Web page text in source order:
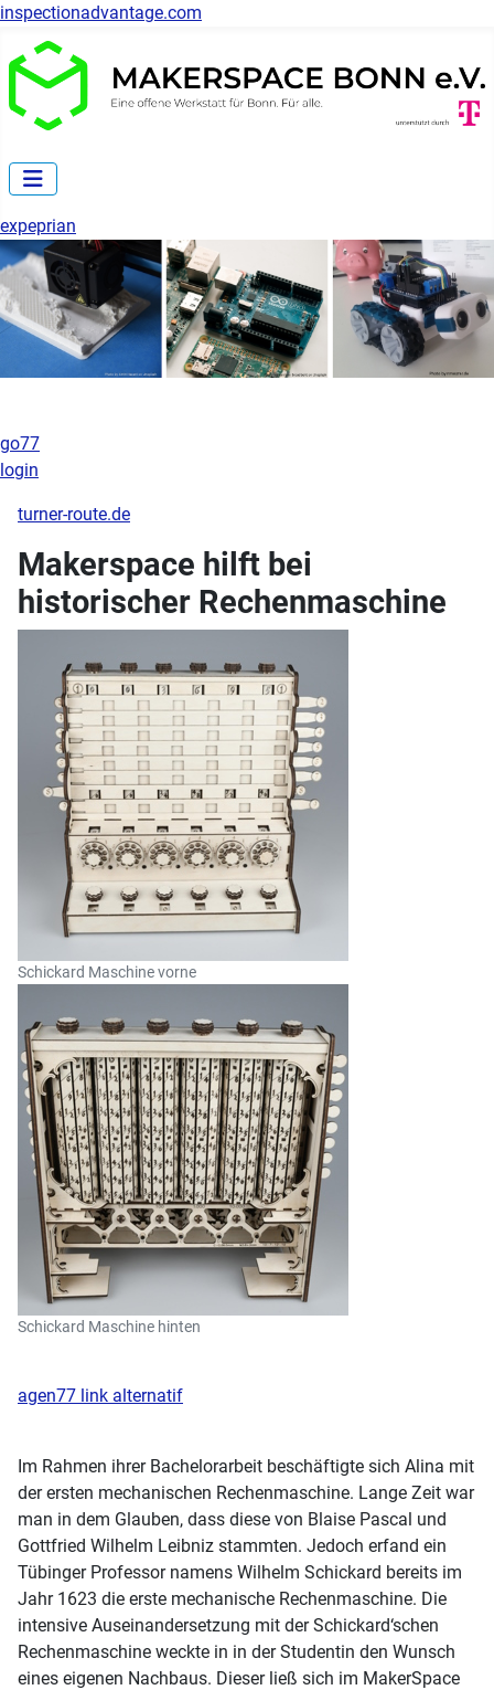
inspectionadvantage.com
expeprian
turner-route.de
Makerspace hilft bei
historischer Rechenmaschine
Schickard Maschine vorne
Schickard Maschine hinten
agen77 link alternatif
Im Rahmen ihrer Bachelorarbeit beschäftigte sich Alina mit
der ersten mechanischen Rechenmaschine. Lange Zeit war
man in dem Glauben, dass diese von Blaise Pascal und
Gottfried Wilhelm Leibniz stammten. Jedoch erfand ein
Tübinger Professor namens Wilhelm Schickard bereits im
Jahr 1623 die erste mechanische Rechenmaschine. Die
intensive Auseinandersetzung mit der Schickard‘schen
Rechenmaschine weckte in in der Studentin den Wunsch
eines eigenen Nachbaus. Dieser ließ sich im MakerSpace
go77
login